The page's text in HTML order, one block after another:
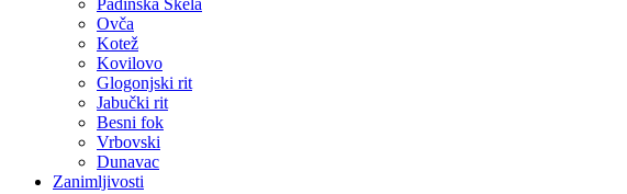
Padinska Skela
Ovča
Kotež
Kovilovo
Glogonjski rit
Jabučki rit
Besni fok
Vrbovski
Dunavac
Zanimljivosti